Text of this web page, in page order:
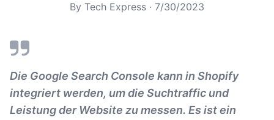
By Tech Express · 7/30/2023
Die Google Search Console kann in Shopify
integriert werden, um die Suchtraffic und
Leistung der Website zu messen. Es ist ein